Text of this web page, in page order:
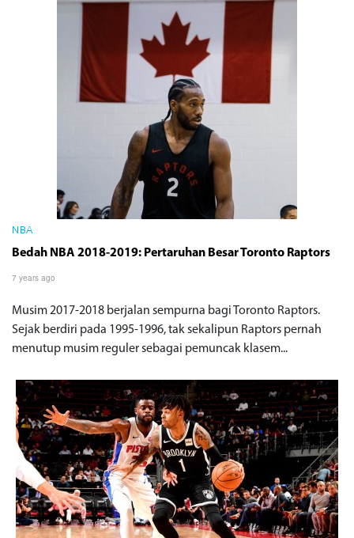
NBA
Bedah NBA 2018-2019: Pertaruhan Besar Toronto Raptors
7 years ago
Musim 2017-2018 berjalan sempurna bagi Toronto Raptors.
Sejak berdiri pada 1995-1996, tak sekalipun Raptors pernah
menutup musim reguler sebagai pemuncak klasem...